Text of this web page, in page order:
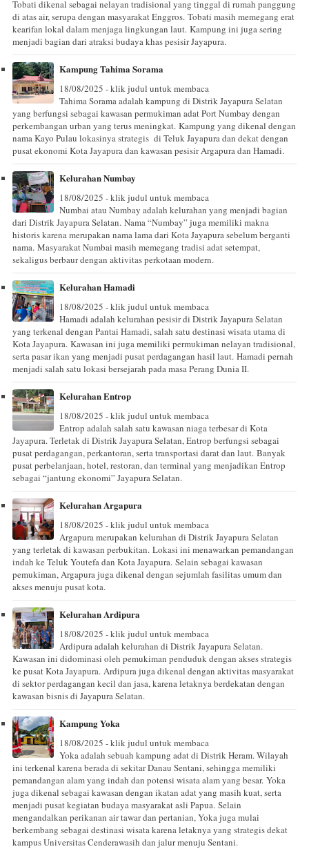
Tobati dikenal sebagai nelayan tradisional yang tinggal di rumah panggung
di atas air, serupa dengan masyarakat Enggros. Tobati masih memegang erat
kearifan lokal dalam menjaga lingkungan laut. Kampung ini juga sering
menjadi bagian dari atraksi budaya khas pesisir Jayapura.
Kampung Tahima Sorama
18/08/2025 - klik judul untuk membaca
Tahima Sorama adalah kampung di Distrik Jayapura Selatan
yang berfungsi sebagai kawasan permukiman adat Port Numbay dengan
perkembangan urban yang terus meningkat. Kampung yang dikenal dengan
nama Kayo Pulau lokasinya strategis di Teluk Jayapura dan dekat dengan
pusat ekonomi Kota Jayapura dan kawasan pesisir Argapura dan Hamadi.
Kelurahan Numbay
18/08/2025 - klik judul untuk membaca
Numbai atau Numbay adalah kelurahan yang menjadi bagian
dari Distrik Jayapura Selatan. Nama “Numbay” juga memiliki makna
historis karena merupakan nama lama dari Kota Jayapura sebelum berganti
nama. Masyarakat Numbai masih memegang tradisi adat setempat,
sekaligus berbaur dengan aktivitas perkotaan modern.
Kelurahan Hamadi
18/08/2025 - klik judul untuk membaca
Hamadi adalah kelurahan pesisir di Distrik Jayapura Selatan
yang terkenal dengan Pantai Hamadi, salah satu destinasi wisata utama di
Kota Jayapura. Kawasan ini juga memiliki permukiman nelayan tradisional,
serta pasar ikan yang menjadi pusat perdagangan hasil laut. Hamadi pernah
menjadi salah satu lokasi bersejarah pada masa Perang Dunia II.
Kelurahan Entrop
18/08/2025 - klik judul untuk membaca
Entrop adalah salah satu kawasan niaga terbesar di Kota
Jayapura. Terletak di Distrik Jayapura Selatan, Entrop berfungsi sebagai
pusat perdagangan, perkantoran, serta transportasi darat dan laut. Banyak
pusat perbelanjaan, hotel, restoran, dan terminal yang menjadikan Entrop
sebagai “jantung ekonomi” Jayapura Selatan.
Kelurahan Argapura
18/08/2025 - klik judul untuk membaca
Argapura merupakan kelurahan di Distrik Jayapura Selatan
yang terletak di kawasan perbukitan. Lokasi ini menawarkan pemandangan
indah ke Teluk Youtefa dan Kota Jayapura. Selain sebagai kawasan
pemukiman, Argapura juga dikenal dengan sejumlah fasilitas umum dan
akses menuju pusat kota.
Kelurahan Ardipura
18/08/2025 - klik judul untuk membaca
Ardipura adalah kelurahan di Distrik Jayapura Selatan.
Kawasan ini didominasi oleh pemukiman penduduk dengan akses strategis
ke pusat Kota Jayapura. Ardipura juga dikenal dengan aktivitas masyarakat
di sektor perdagangan kecil dan jasa, karena letaknya berdekatan dengan
kawasan bisnis di Jayapura Selatan.
Kampung Yoka
18/08/2025 - klik judul untuk membaca
Yoka adalah sebuah kampung adat di Distrik Heram. Wilayah
ini terkenal karena berada di sekitar Danau Sentani, sehingga memiliki
pemandangan alam yang indah dan potensi wisata alam yang besar. Yoka
juga dikenal sebagai kawasan dengan ikatan adat yang masih kuat, serta
menjadi pusat kegiatan budaya masyarakat asli Papua. Selain
mengandalkan perikanan air tawar dan pertanian, Yoka juga mulai
berkembang sebagai destinasi wisata karena letaknya yang strategis dekat
kampus Universitas Cenderawasih dan jalur menuju Sentani.